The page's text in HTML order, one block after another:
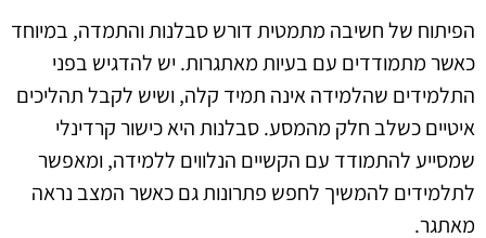
הפיתוח של חשיבה מתמטית דורש סבלנות והתמדה, במיוחד
כאשר מתמודדים עם בעיות מאתגרות. יש להדגיש בפני
התלמידים שהלמידה אינה תמיד קלה, ושיש לקבל תהליכים
איטיים כשלב חלק מהמסע. סבלנות היא כישור קרדינלי
שמסייע להתמודד עם הקשיים הנלווים ללמידה, ומאפשר
לתלמידים להמשיך לחפש פתרונות גם כאשר המצב נראה
מאתגר.